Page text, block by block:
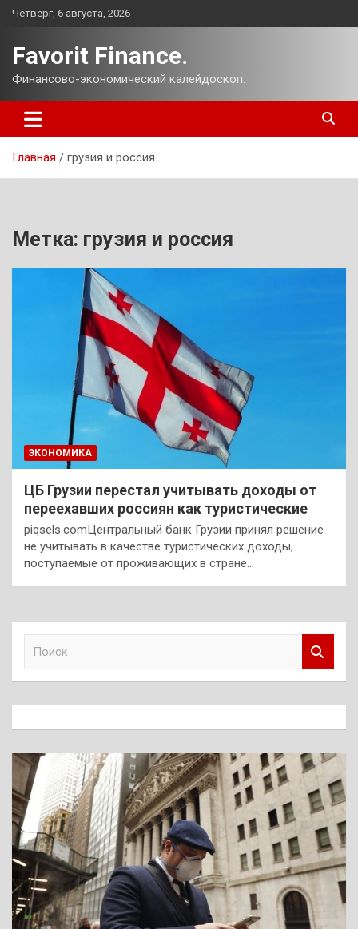
Перейти
Четверг, 6 августа, 2026
Favorit Finance.
Финансово-экономический калейдоскоп.
Главная грузия и россия
Метка: грузия и россия
ЭКОНОМИКА
ЦБ Грузии перестал учитывать доходы от
переехавших россиян как туристические
piqsels.comЦентральный банк Грузии принял решение
не учитывать в качестве туристических доходы,
поступаемые от проживающих в стране…
к